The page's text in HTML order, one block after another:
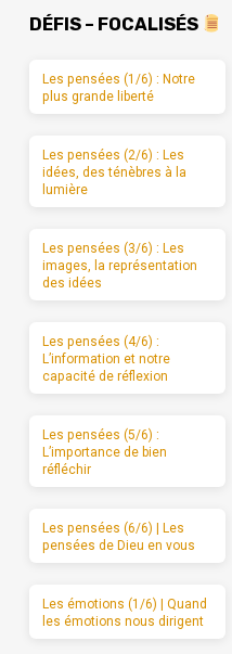
DÉFIS – FOCALISÉS
Les pensées (1/6) : Notre
plus grande liberté
Les pensées (2/6) : Les
idées, des ténèbres à la
lumière
Les pensées (3/6) : Les
images, la représentation
des idées
Les pensées (4/6) :
L’information et notre
capacité de réflexion
Les pensées (5/6) :
L’importance de bien
réfléchir
Les pensées (6/6) | Les
pensées de Dieu en vous
Les émotions (1/6) | Quand
les émotions nous dirigent